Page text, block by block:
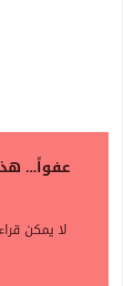
عفواً...
لا يمكن